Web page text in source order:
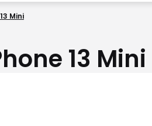
Mini
13 Mini